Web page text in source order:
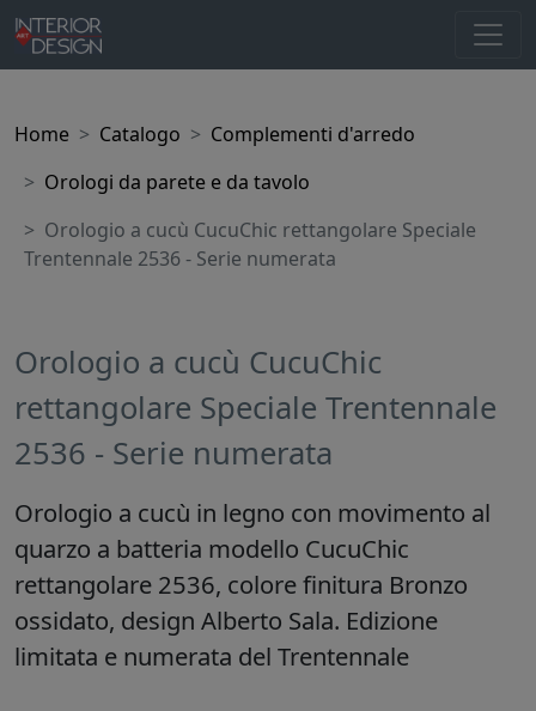
Home Catalogo
Complementi d'arredo
Orologi da parete e da tavolo
Orologio a cucù CucuChic rettangolare Speciale
Trentennale 2536 - Serie numerata
Orologio a cucù CucuChic
rettangolare Speciale Trentennale
2536 - Serie numerata
Orologio a cucù in legno con movimento al
quarzo a batteria modello CucuChic
rettangolare 2536, colore finitura Bronzo
ossidato, design Alberto Sala. Edizione
limitata e numerata del Trentennale